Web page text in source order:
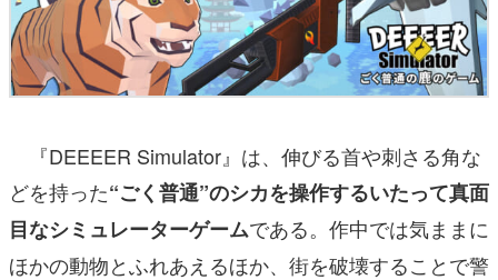
『DEEEER Simulator』は、伸びる首や刺さる角な
どを持った“ごく普通”のシカを操作するいたって真面
目なシミュレーターゲームである。作中では気ままに
ほかの動物とふれあえるほか、街を破壊することで警